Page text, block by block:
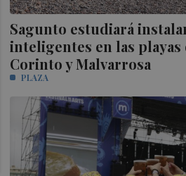
Sagunto estudiará
inteligentes en las playas
Corinto y Malvarrosa
PLAZA